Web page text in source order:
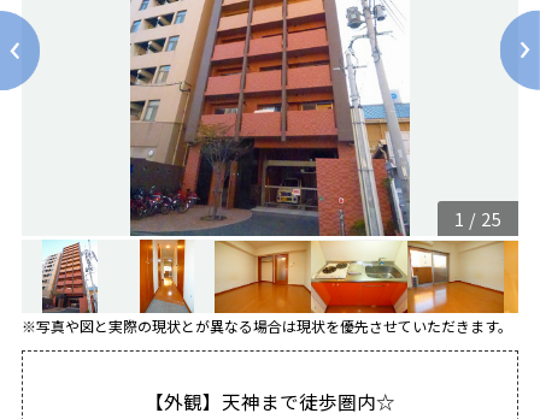
1 / 25
※写真や図と実際の現状とが異なる場合は現状を優先させていただきます。
【外観】天神まで徒歩圏内☆